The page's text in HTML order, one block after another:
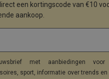
een kortingscode van €10
aankoop.
met aanbiedingen voor
sport, informatie over trends